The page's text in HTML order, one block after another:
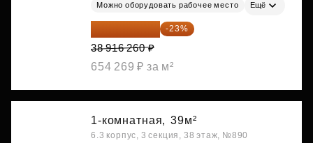
Можно оборудовать рабочее место Ещё
29 965 520 ₽ -23%
38 916 260 ₽
654 269 ₽ за м²
1-комнатная, 39м²
6.3 корпус, 3 секция, 38 этаж, №890